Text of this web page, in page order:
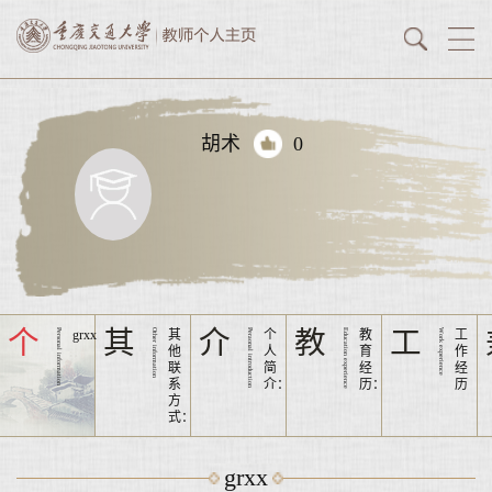
胡术 0
个 Personal information grxx 其 Other information
其
他
联
系
方
式：
介 Peraonal introduction
个
人
简
介：
教 Education experience
教
育
经
历：
工 Work experience
工
作
经
历
grxx